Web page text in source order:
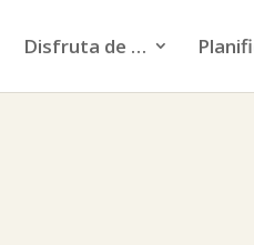
Disfruta de …